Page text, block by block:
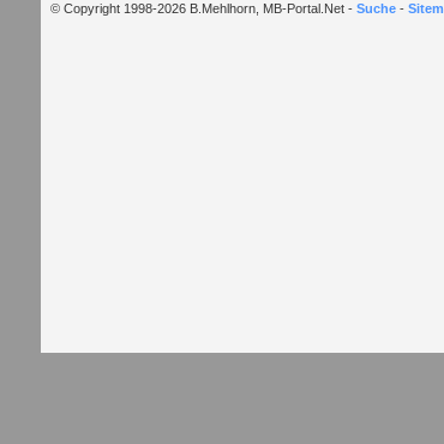
© Copyright 1998-2026 B.Mehlhorn, MB-Portal.Net - Suche-